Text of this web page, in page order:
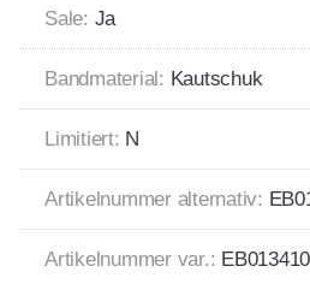
Sale: Ja
Bandmaterial: Kautschuk
Limitiert: N
Artikelnummer alternativ:
Artikelnummer var.: